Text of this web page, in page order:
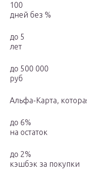
100
дней без %
до 5
лет
до 500 000
руб
Альфа-Карта,
до 6%
на остаток
до 2%
кэшбэк за покупки